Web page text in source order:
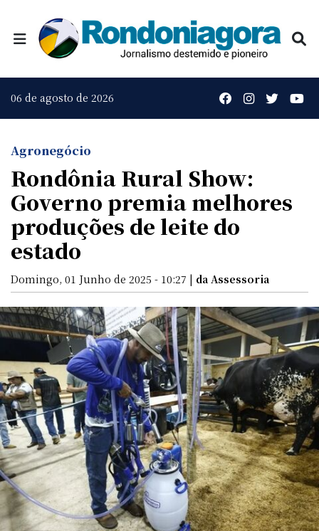
06 de agosto de 2026
Agronegócio
Rondônia Rural Show:
Governo premia melhores
produções de leite do
estado
Domingo, 01 Junho de 2025 - 10:27 | da Assessoria